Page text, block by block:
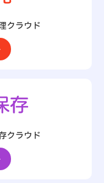
クラウド
クラウド